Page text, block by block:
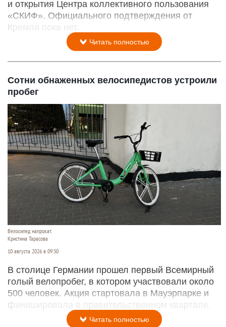
и открытия Центра коллективного пользования
«СКИФ». Официального подтверждения от
Кремля пока нет.
Читать полностью
Сотни обнаженных велосипедистов устроили
пробег
Велосипед напрокат.
Кристина Тарасова
10 августа 2026 в 09:30
В столице Германии прошел первый Всемирный
голый велопробег, в котором участвовали около
500 человек. Акция стартовала в Мауэрпарке и
финишировала в правительственном квартале.
Читать полностью